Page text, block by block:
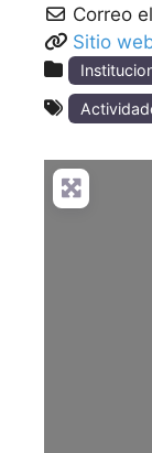
Correo
Sitio